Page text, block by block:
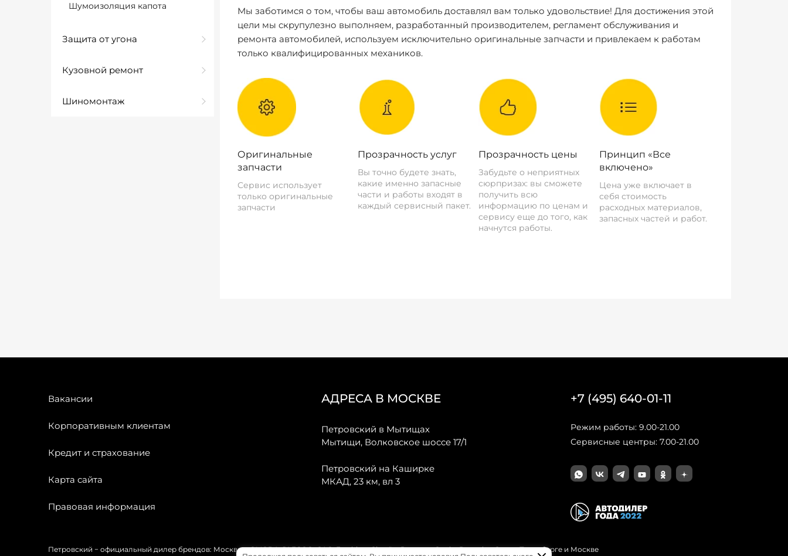
Шумоизоляция капота
Защита от угона
Кузовной ремонт
Шиномонтаж
Мы заботимся о том, чтобы ваш автомобиль доставлял вам только удовольствие! Для достижения этой
цели мы скрупулезно выполняем, разработанный производителем, регламент обслуживания и
ремонта автомобилей, используем исключительно оригинальные запчасти и привлекаем к работам
только квалифицированных механиков.
Оригинальные
запчасти
Сервис использует
только оригинальные
запчасти
Прозрачность услуг
Вы точно будете знать,
какие именно запасные
части и работы входят в
каждый сервисный пакет.
Прозрачность цены
Забудьте о неприятных
сюрпризах: вы сможете
получить всю
информацию по ценам и
сервису еще до того, как
начнутся работы.
Принцип «Все
включено»
Цена уже включает в
себя стоимость
расходных материалов,
запасных частей и работ.
Вакансии
Корпоративным клиентам
Кредит и страхование
Карта сайта
Правовая информация
АДРЕСА В МОСКВЕ
Петровский в Мытищах
Мытищи, Волковское шоссе 17/1
Петровский на Каширке
МКАД, 23 км, вл 3
+7 (495) 640-01-11
Режим работы: 9.00-21.00
Сервисные центры: 7.00-21.00
Петровский − официальный дилер брендов: Москвич, OMODA, JAECOO, GAC, Forthing, Citroёn, Peugeot, Opel и Renault в Санкт-Петербурге и Москве